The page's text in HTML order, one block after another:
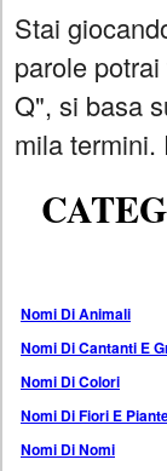
Stai
parole
Q", si basa
mila termini.
Nomi Di Animali
Nomi Di Cantanti E
Nomi Di Colori
Nomi Di Fiori E
Nomi Di Nomi